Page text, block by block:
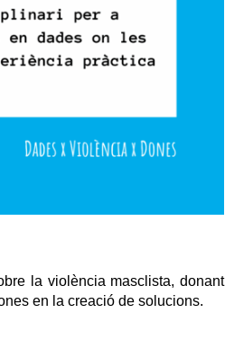
la violència masclista, donant
en la creació de solucions.